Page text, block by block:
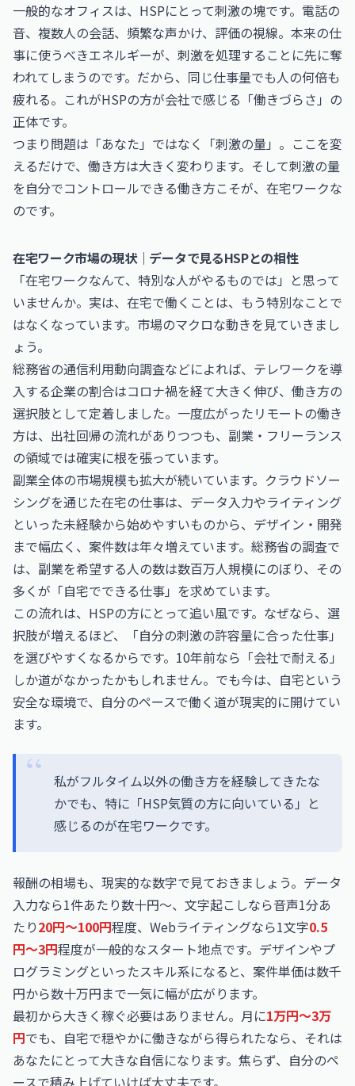
一般的なオフィスは、HSPにとって刺激の塊です。電話の
音、複数人の会話、頻繁な声かけ、評価の視線。本来の仕
事に使うべきエネルギーが、刺激を処理することに先に奪
われてしまうのです。だから、同じ仕事量でも人の何倍も
疲れる。これがHSPの方が会社で感じる「働きづらさ」の
正体です。
つまり問題は「あなた」ではなく「刺激の量」。ここを変
えるだけで、働き方は大きく変わります。そして刺激の量
を自分でコントロールできる働き方こそが、在宅ワークな
のです。
在宅ワーク市場の現状｜データで見るHSPとの相性
「在宅ワークなんて、特別な人がやるものでは」と思って
いませんか。実は、在宅で働くことは、もう特別なことで
はなくなっています。市場のマクロな動きを見ていきまし
ょう。
総務省の通信利用動向調査などによれば、テレワークを導
入する企業の割合はコロナ禍を経て大きく伸び、働き方の
選択肢として定着しました。一度広がったリモートの働き
方は、出社回帰の流れがありつつも、副業・フリーランス
の領域では確実に根を張っています。
副業全体の市場規模も拡大が続いています。クラウドソー
シングを通じた在宅の仕事は、データ入力やライティング
といった未経験から始めやすいものから、デザイン・開発
まで幅広く、案件数は年々増えています。総務省の調査で
は、副業を希望する人の数は数百万人規模にのぼり、その
多くが「自宅でできる仕事」を求めています。
この流れは、HSPの方にとって追い風です。なぜなら、選
択肢が増えるほど、「自分の刺激の許容量に合った仕事」
を選びやすくなるからです。10年前なら「会社で耐える」
しか道がなかったかもしれません。でも今は、自宅という
安全な環境で、自分のペースで働く道が現実的に開けてい
ます。
私がフルタイム以外の働き方を経験してきたな
かでも、特に「HSP気質の方に向いている」と
感じるのが在宅ワークです。
報酬の相場も、現実的な数字で見ておきましょう。データ
入力なら1件あたり数十円〜、文字起こしなら音声1分あ
たり20円〜100円程度、Webライティングなら1文字0.5
円〜3円程度が一般的なスタート地点です。デザインやプ
ログラミングといったスキル系になると、案件単価は数千
円から数十万円まで一気に幅が広がります。
最初から大きく稼ぐ必要はありません。月に1万円〜3万
円でも、自宅で穏やかに働きながら得られたなら、それは
あなたにとって大きな自信になります。焦らず、自分のペ
ースで積み上げていけば大丈夫です。